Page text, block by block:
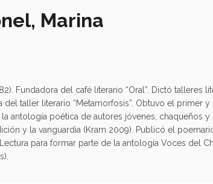
Marina
Fundadora del café literario “Oral”. Dictó
del taller literario “Metamorfosis”. Obtuvo el
antología poética de autores jóvenes, chaqueños
y la vanguardia (Kram 2009). Publicó el
para formar parte de la antología Voces del